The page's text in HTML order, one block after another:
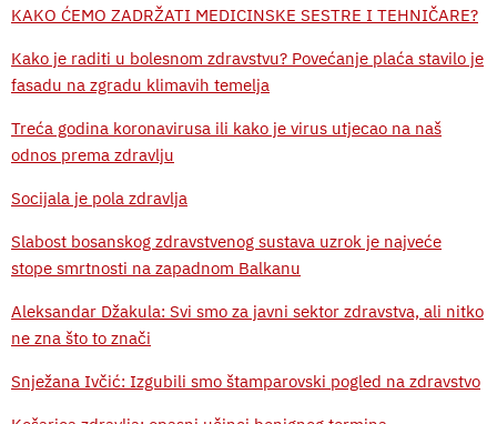
KAKO ĆEMO ZADRŽATI MEDICINSKE SESTRE I TEHNIČARE?
Kako je raditi u bolesnom zdravstvu? Povećanje plaća stavilo je
fasadu na zgradu klimavih temelja
Treća godina koronavirusa ili kako je virus utjecao na naš
odnos prema zdravlju
Socijala je pola zdravlja
Slabost bosanskog zdravstvenog sustava uzrok je najveće
stope smrtnosti na zapadnom Balkanu
Aleksandar Džakula: Svi smo za javni sektor zdravstva, ali nitko
ne zna što to znači
Snježana Ivčić: Izgubili smo štamparovski pogled na zdravstvo